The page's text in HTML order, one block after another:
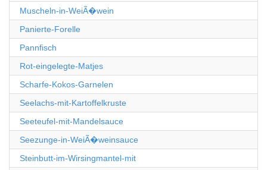
Muscheln-in-WeiÃ�wein
Panierte-Forelle
Pannfisch
Rot-eingelegte-Matjes
Scharfe-Kokos-Garnelen
Seelachs-mit-Kartoffelkruste
Seeteufel-mit-Mandelsauce
Seezunge-in-WeiÃ�weinsauce
Steinbutt-im-Wirsingmantel-mit